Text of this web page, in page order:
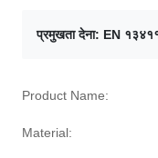
प्रमुखता देना: EN
Product Name:
Material: